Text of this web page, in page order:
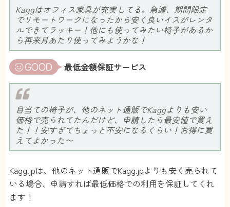
Kaggはオフィス家具が充実してる。急遽、期間限定
でリモートワークになったから安く良いイスがレンタ
ルできてラッキー！他にも使ってみたい椅子があるか
ら再来月あたり使ってみようかな！
最低金額保証サービス
目当ての椅子が、他のネット通販でKaggよりも安い
価格で売られてたんだけど、申請したら最安値で買え
た！！安すぎてちょっと不安になるくらい！お得に買
えてよかった〜
Kagg.jpは、他のネット通販でKagg.jpよりも安く売られて
いる場合、申請すれば最低価格での利用を保証してくれ
ます！